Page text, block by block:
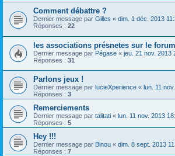
Comment débattre ?
Dernier message par Gilles « dim. 1 déc. 2013
Réponses : 22
les associations présnetes sur le forum
Dernier message par Pégase « jeu. 21 nov. 2013
Réponses : 31
Parlons jeux !
Dernier message par lucieXperience « lun. 11
Réponses : 3
Remerciements
Dernier message par talitati « lun. 11 nov. 2013
Réponses : 5
Hey !!!
Dernier message par Binou « dim. 8 sept. 2013
Réponses : 7